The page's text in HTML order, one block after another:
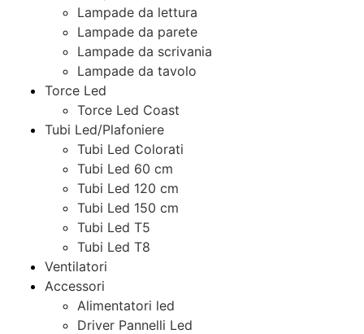
Lampade da lettura
Lampade da parete
Lampade da scrivania
Lampade da tavolo
Torce Led
Torce Led Coast
Tubi Led/Plafoniere
Tubi Led Colorati
Tubi Led 60 cm
Tubi Led 120 cm
Tubi Led 150 cm
Tubi Led T5
Tubi Led T8
Ventilatori
Accessori
Alimentatori led
Driver Pannelli Led